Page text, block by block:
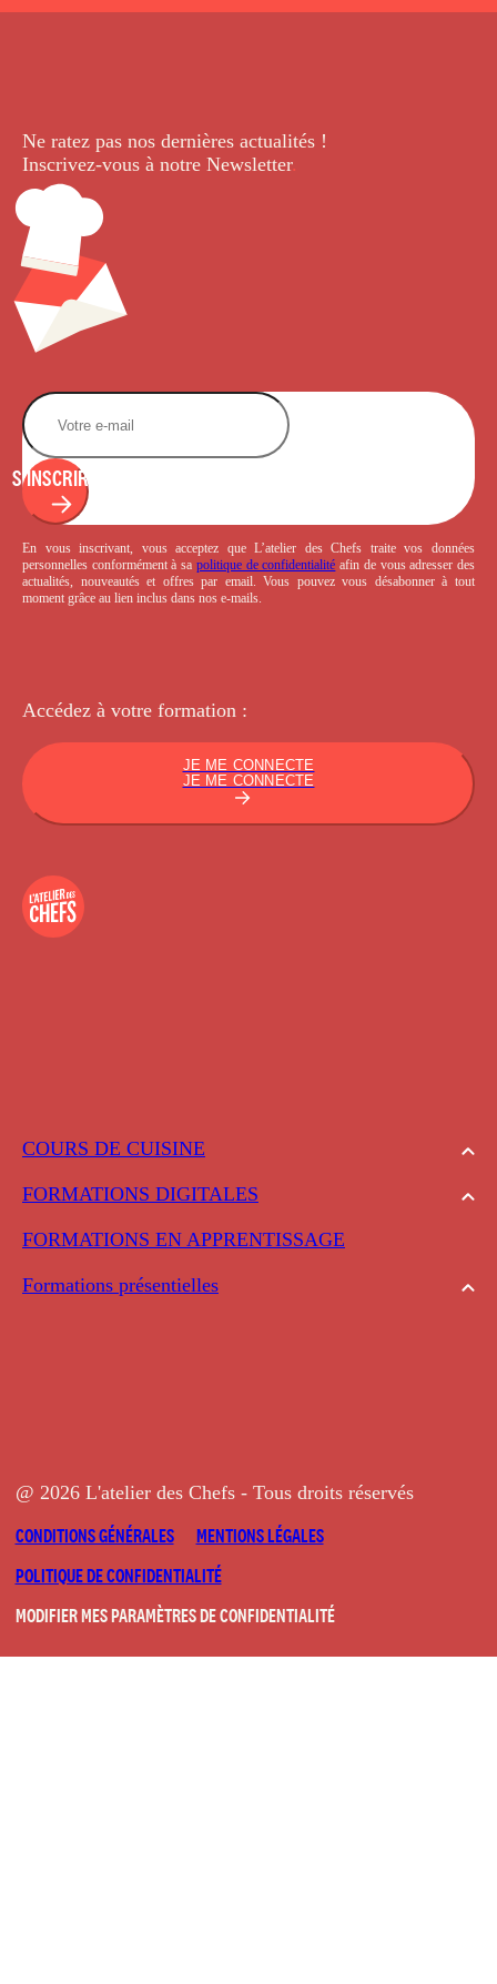
COURS DE CUISINE
FORMATIONS DIGITALES
FORMATIONS EN APPRENTISSAGE
Formations présentielles
Ne ratez pas nos dernières actualités !
Inscrivez-vous à notre Newsletter.
S'INSCRIRE
En vous inscrivant, vous acceptez que L’atelier des Chefs traite vos données
personnelles conformément à sa politique de confidentialité afin de vous adresser des
actualités, nouveautés et offres par email. Vous pouvez vous désabonner à tout
moment grâce au lien inclus dans nos e-mails.
Accédez à votre formation :
JE ME CONNECTE
JE ME CONNECTE
@ 2026 L'atelier des Chefs - Tous droits réservés
CONDITIONS GÉNÉRALES
MENTIONS LÉGALES
POLITIQUE DE CONFIDENTIALITÉ
MODIFIER MES PARAMÈTRES DE CONFIDENTIALITÉ